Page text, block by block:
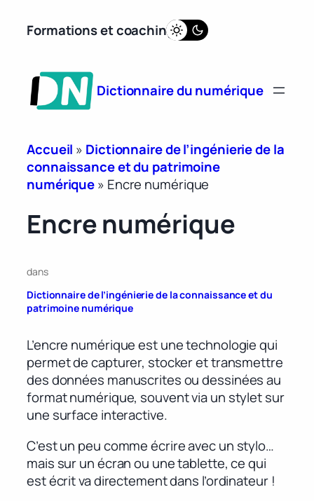
Formations et coaching
Dictionnaire du numérique
Accueil » Dictionnaire de l’ingénierie de la
connaissance et du patrimoine
numérique» Encre numérique
Encre numérique
dans
Dictionnaire de l’ingénierie de la connaissance et du
patrimoine numérique
L’encre numérique est une technologie qui
permet de capturer, stocker et transmettre
des données manuscrites ou dessinées au
format numérique, souvent via un stylet sur
une surface interactive.
C’est un peu comme écrire avec un stylo…
mais sur un écran ou une tablette, ce qui
est écrit va directement dans l’ordinateur !